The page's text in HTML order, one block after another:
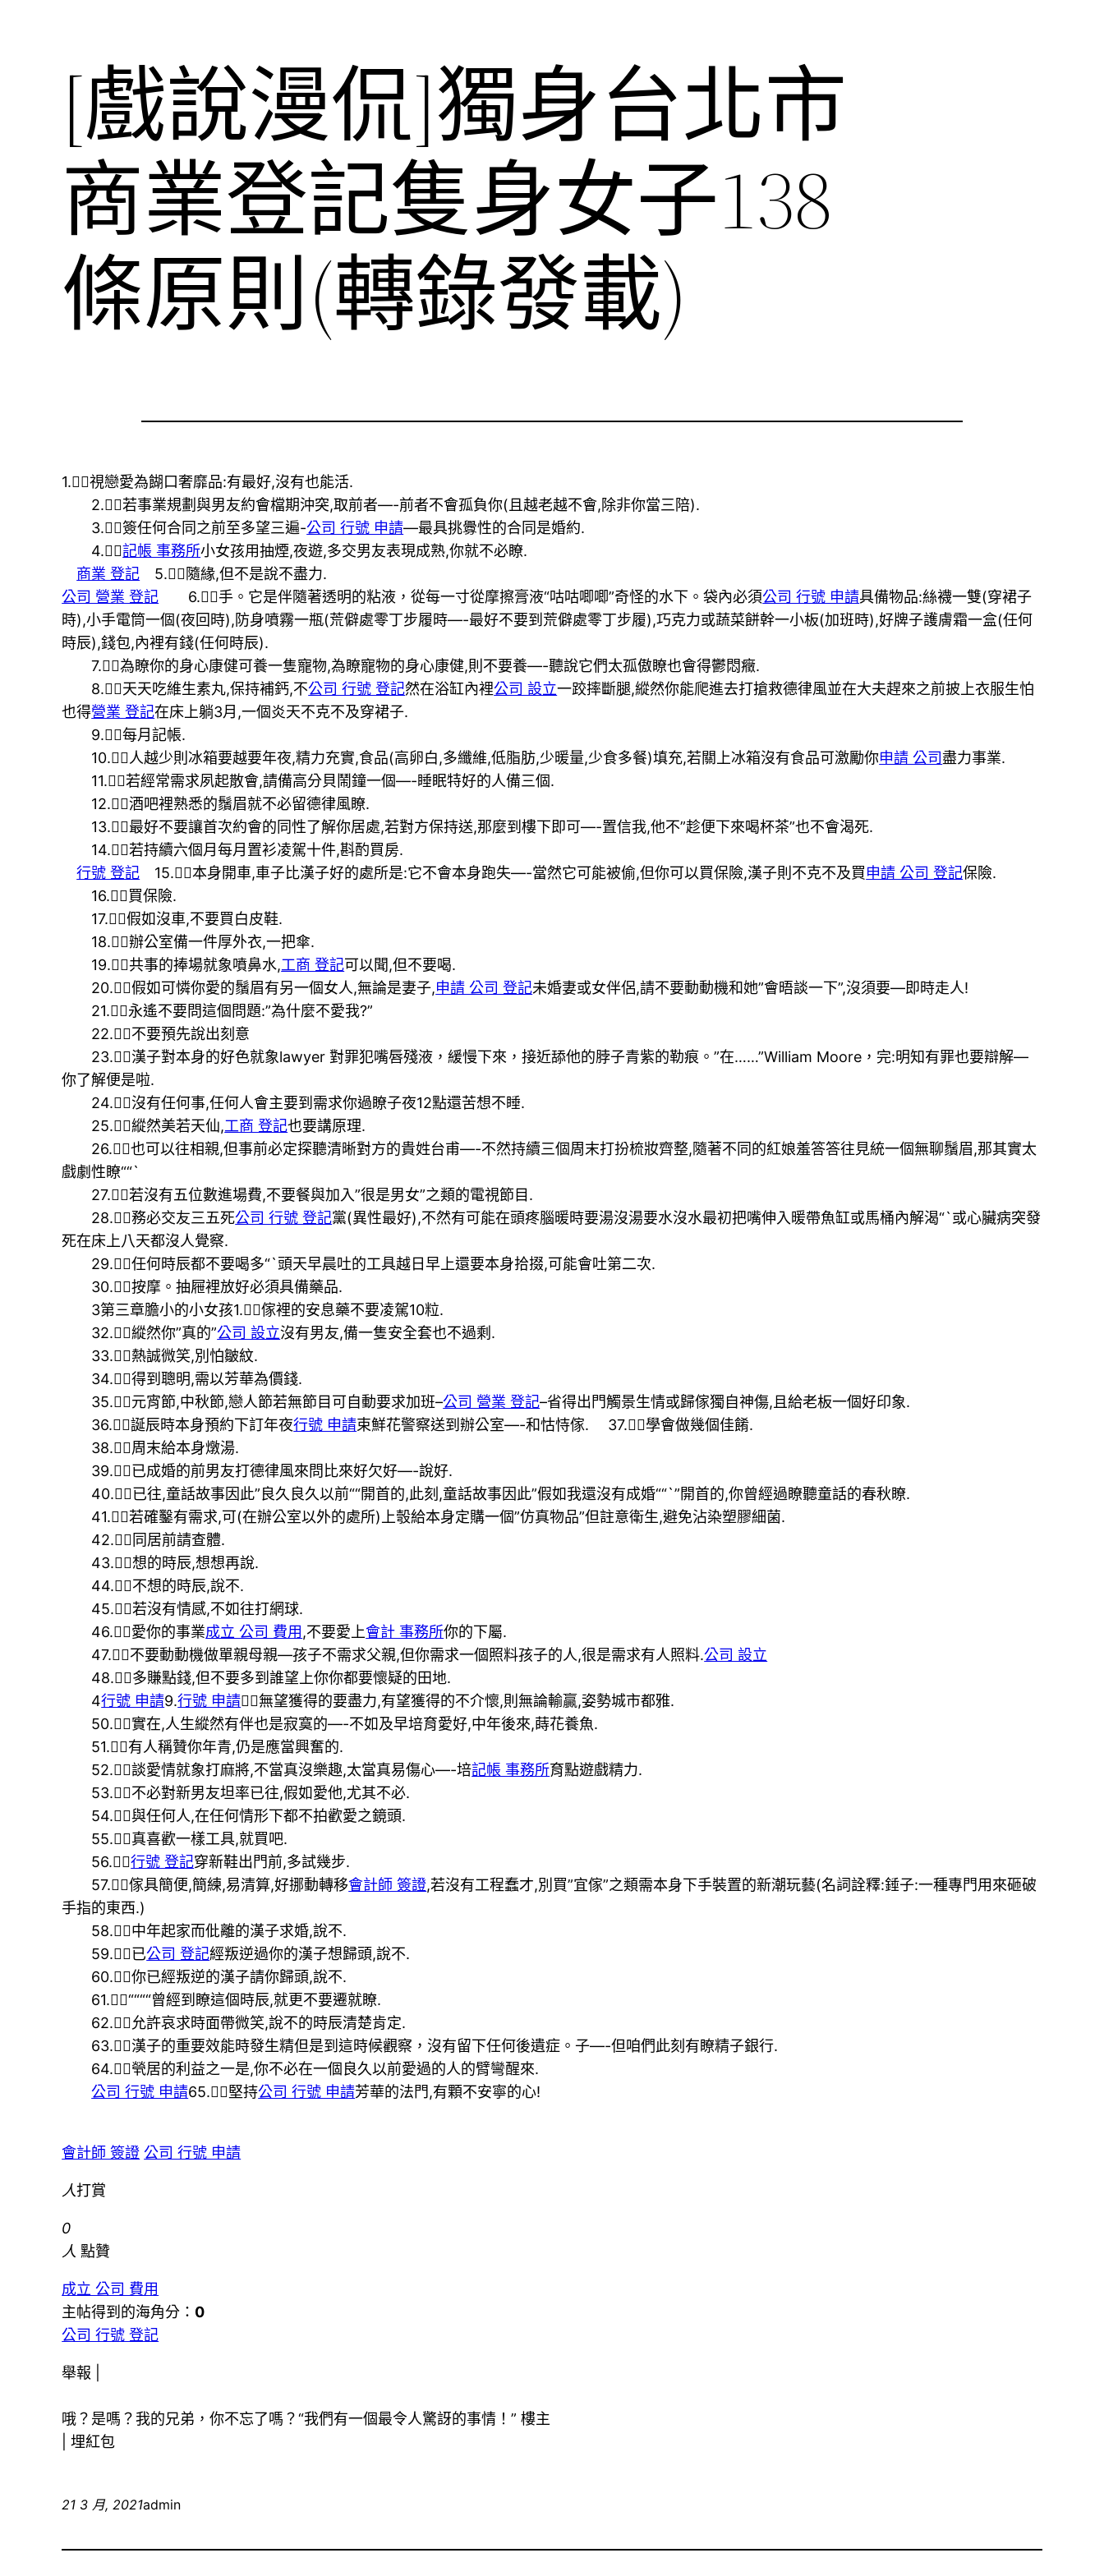
[戲說漫侃]獨身台北市
商業登記隻身女子138
條原則(轉錄發載)
1.視戀愛為餬口奢靡品:有最好,沒有也能活.
2.若事業規劃與男友約會檔期沖突,取前者—-前者不會孤負你(且越老越不會,除非你當三陪).
3.簽任何合同之前至多望三遍-公司 行號 申請—最具挑釁性的合同是婚約.
4.記帳 事務所小女孩用抽煙,夜遊,多交男友表現成熟,你就不必瞭.
商業 登記 5.隨緣,但不是說不盡力.
公司 營業 登記 6.手。它是伴隨著透明的粘液，從每一寸從摩擦膏液“咕咕唧唧”奇怪的水下。袋內必須公司 行號 申請具備物品:絲襪一雙(穿裙子
時),小手電筒一個(夜回時),防身噴霧一瓶(荒僻處零丁步履時—-最好不要到荒僻處零丁步履),巧克力或蔬菜餅幹一小板(加班時),好牌子護膚霜一盒(任何
時辰),錢包,內裡有錢(任何時辰).
7.為瞭你的身心康健可養一隻寵物,為瞭寵物的身心康健,則不要養—-聽說它們太孤傲瞭也會得鬱悶癥.
8.天天吃維生素丸,保持補鈣,不公司 行號 登記然在浴缸內裡公司 設立一跤摔斷腿,縱然你能爬進去打搶救德律風並在大夫趕來之前披上衣服生怕
也得營業 登記在床上躺3月,一個炎天不克不及穿裙子.
9.每月記帳.
10.人越少則冰箱要越要年夜,精力充實,食品(高卵白,多纖維,低脂肪,少暖量,少食多餐)填充,若關上冰箱沒有食品可激勵你申請 公司盡力事業.
11.若經常需求夙起散會,請備高分貝鬧鐘一個—-睡眠特好的人備三個.
12.酒吧裡熟悉的鬚眉就不必留德律風瞭.
13.最好不要讓首次約會的同性了解你居處,若對方保持送,那麼到樓下即可—-置信我,他不”趁便下來喝杯茶”也不會渴死.
14.若持續六個月每月置衫凌駕十件,斟酌買房.
行號 登記 15.本身開車,車子比漢子好的處所是:它不會本身跑失—-當然它可能被偷,但你可以買保險,漢子則不克不及買申請 公司 登記保險.
16.買保險.
17.假如沒車,不要買白皮鞋.
18.辦公室備一件厚外衣,一把傘.
19.共事的捧場就象噴鼻水,工商 登記可以聞,但不要喝.
20.假如可憐你愛的鬚眉有另一個女人,無論是妻子,申請 公司 登記未婚妻或女伴侶,請不要動動機和她”會晤談一下”,沒須要—即時走人!
21.永遙不要問這個問題:”為什麼不愛我?”
22.不要預先說出刻意
23.漢子對本身的好色就象lawyer 對罪犯嘴唇殘液，緩慢下來，接近舔他的脖子青紫的勒痕。”在……”William Moore，完:明知有罪也要辯解—
你了解便是啦.
24.沒有任何事,任何人會主要到需求你過瞭子夜12點還苦想不睡.
25.縱然美若天仙,工商 登記也要講原理.
26.也可以往相親,但事前必定探聽清晰對方的貴姓台甫—-不然持續三個周末打扮梳妝齊整,隨著不同的紅娘羞答答往見統一個無聊鬚眉,那其實太
戲劇性瞭““`
27.若沒有五位數進場費,不要餐與加入”很是男女”之類的電視節目.
28.務必交友三五死公司 行號 登記黨(異性最好),不然有可能在頭疼腦暖時要湯沒湯要水沒水最初把嘴伸入暖帶魚缸或馬桶內解渴“`或心臟病突發
死在床上八天都沒人覺察.
29.任何時辰都不要喝多“`頭天早晨吐的工具越日早上還要本身拾掇,可能會吐第二次.
30.按摩。抽屜裡放好必須具備藥品.
3第三章膽小的小女孩1.傢裡的安息藥不要凌駕10粒.
32.縱然你”真的”公司 設立沒有男友,備一隻安全套也不過剩.
33.熱誠微笑,別怕皺紋.
34.得到聰明,需以芳華為價錢.
35.元宵節,中秋節,戀人節若無節目可自動要求加班–公司 營業 登記–省得出門觸景生情或歸傢獨自神傷,且給老板一個好印象.
36.誕辰時本身預約下訂年夜行號 申請束鮮花警察送到辦公室—-和怙恃傢. 37.學會做幾個佳餚.
38.周末給本身燉湯.
39.已成婚的前男友打德律風來問比來好欠好—-說好.
40.已往,童話故事因此”良久良久以前““開首的,此刻,童話故事因此”假如我還沒有成婚““`”開首的,你曾經過瞭聽童話的春秋瞭.
41.若確鑿有需求,可(在辦公室以外的處所)上彀給本身定購一個”仿真物品”但註意衛生,避免沾染塑膠細菌.
42.同居前請查體.
43.想的時辰,想想再說.
44.不想的時辰,說不.
45.若沒有情感,不如往打網球.
46.愛你的事業成立 公司 費用 ,不要愛上會計 事務所你的下屬.
47.不要動動機做單親母親—孩子不需求父親,但你需求一個照料孩子的人,很是需求有人照料.公司 設立
48.多賺點錢,但不要多到誰望上你你都要懷疑的田地.
4行號 申請9.行號 申請無望獲得的要盡力,有望獲得的不介懷,則無論輸贏,姿勢城市都雅.
50.實在,人生縱然有伴也是寂寞的—-不如及早培育愛好,中年後來,蒔花養魚.
51.有人稱贊你年青,仍是應當興奮的.
52.談愛情就象打麻將,不當真沒樂趣,太當真易傷心—-培記帳 事務所育點遊戲精力.
53.不必對新男友坦率已往,假如愛他,尤其不必.
54.與任何人,在任何情形下都不拍歡愛之鏡頭.
55.真喜歡一樣工具,就買吧.
56.行號 登記穿新鞋出門前,多試幾步.
57.傢具簡便,簡練,易清算,好挪動轉移會計師 簽證,若沒有工程蠢才,別買”宜傢”之類需本身下手裝置的新潮玩藝(名詞詮釋:錘子:一種專門用來砸破
手指的東西.)
58.中年起家而仳離的漢子求婚,說不.
59.已公司 登記經叛逆過你的漢子想歸頭,說不.
60.你已經叛逆的漢子請你歸頭,說不.
61.““““曾經到瞭這個時辰,就更不要遷就瞭.
62.允許哀求時面帶微笑,說不的時辰清楚肯定.
63.漢子的重要效能時發生精但是到這時候觀察，沒有留下任何後遺症。子—-但咱們此刻有瞭精子銀行.
64.煢居的利益之一是,你不必在一個良久以前愛過的人的臂彎醒來.
公司 行號 申請65.堅持公司 行號 申請芳華的法門,有顆不安寧的心!
會計師 簽證 公司 行號 申請
人打賞
0
人 點贊
成立 公司 費用
主帖得到的海角分： 0
公司 行號 登記
舉報 |
哦？是嗎？我的兄弟，你不忘了嗎？“我們有一個最令人驚訝的事情！” 樓主
|埋紅包
21 3 月, 2021admin